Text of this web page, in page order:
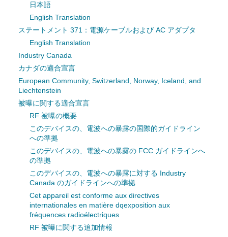
日本語
English Translation
ステートメント 371：電源ケーブルおよび AC アダプタ
English Translation
Industry Canada
カナダの適合宣言
European Community, Switzerland, Norway, Iceland, and
Liechtenstein
被曝に関する適合宣言
RF 被曝の概要
このデバイスの、電波への暴露の国際的ガイドライン
への準拠
このデバイスの、電波への暴露の FCC ガイドラインへ
の準拠
このデバイスの、電波への暴露に対する Industry
Canada のガイドラインへの準拠
Cet appareil est conforme aux directives
internationales en matière dqexposition aux
fréquences radioélectriques
RF 被曝に関する追加情報